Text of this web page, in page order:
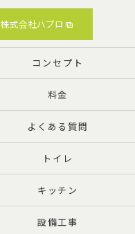
株式会社ハプロ
コンセプト
料金
よくある質問
トイレ
キッチン
設備工事